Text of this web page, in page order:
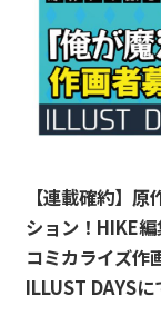
【連載確約】
ション！HIKE編
コミカライズ作
ILLUST DAYS